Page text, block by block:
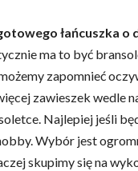
łańcuszka o
ma to być
zapomnieć
zawieszek wedle
Najlepiej jeśli
Wybór jest
skupimy się na